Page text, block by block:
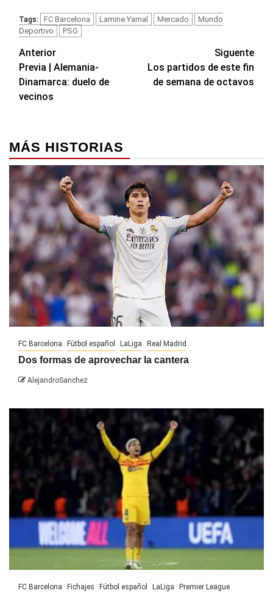
Tags: FC Barcelona Lamine Yamal Mercado
Mundo
Deportivo
PSG
Navegación
de
entradas
Anterior
Previa | Alemania-
Dinamarca: duelo de
vecinos
Siguente
Los partidos de este fin
de semana de octavos
MÁS HISTORIAS
FC Barcelona Fútbol español LaLiga Real Madrid
Dos formas de aprovechar la cantera
AlejandroSanchez
FC Barcelona Fichajes Fútbol español LaLiga Premier League